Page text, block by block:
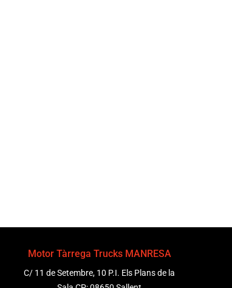
Motor Tàrrega Trucks MANRESA
C/ 11 de Setembre, 10 P.I. Els Plans de la